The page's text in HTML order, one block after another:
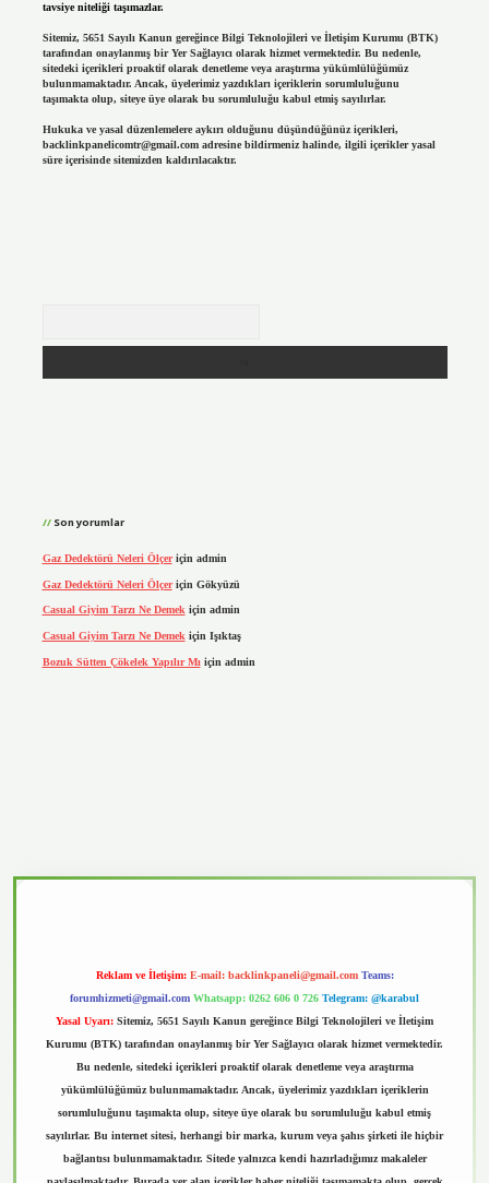
tavsiye niteliği taşımazlar.
Sitemiz, 5651 Sayılı Kanun gereğince Bilgi Teknolojileri ve İletişim Kurumu (BTK)
tarafından onaylanmış bir Yer Sağlayıcı olarak hizmet vermektedir. Bu nedenle,
sitedeki içerikleri proaktif olarak denetleme veya araştırma yükümlülüğümüz
bulunmamaktadır. Ancak, üyelerimiz yazdıkları içeriklerin sorumluluğunu
taşımakta olup, siteye üye olarak bu sorumluluğu kabul etmiş sayılırlar.
Hukuka ve yasal düzenlemelere aykırı olduğunu düşündüğünüz içerikleri,
backlinkpanelicomtr@gmail.comadresine bildirmeniz halinde, ilgili içerikler yasal
süre içerisinde sitemizden kaldırılacaktır.
Son yorumlar
Gaz Dedektörü Neleri Ölçeriçin admin
Gaz Dedektörü Neleri Ölçeriçin Gökyüzü
Casual Giyim Tarzı Ne Demekiçin admin
Casual Giyim Tarzı Ne Demek için Işıktaş
Bozuk Sütten Çökelek Yapılır Mı için admin
Reklam ve İletişim: E-mail: backlinkpaneli@gmail.com Teams:
forumhizmeti@gmail.com Whatsapp: 0262 606 0 726 Telegram: @karabul
Yasal Uyarı: Sitemiz, 5651 Sayılı Kanun gereğince Bilgi Teknolojileri ve İletişim
Kurumu (BTK) tarafından onaylanmış bir Yer Sağlayıcı olarak hizmet vermektedir.
Bu nedenle, sitedeki içerikleri proaktif olarak denetleme veya araştırma
yükümlülüğümüz bulunmamaktadır. Ancak, üyelerimiz yazdıkları içeriklerin
sorumluluğunu taşımakta olup, siteye üye olarak bu sorumluluğu kabul etmiş
sayılırlar. Bu internet sitesi, herhangi bir marka, kurum veya şahıs şirketi ile hiçbir
bağlantısı bulunmamaktadır. Sitede yalnızca kendi hazırladığımız makaleler